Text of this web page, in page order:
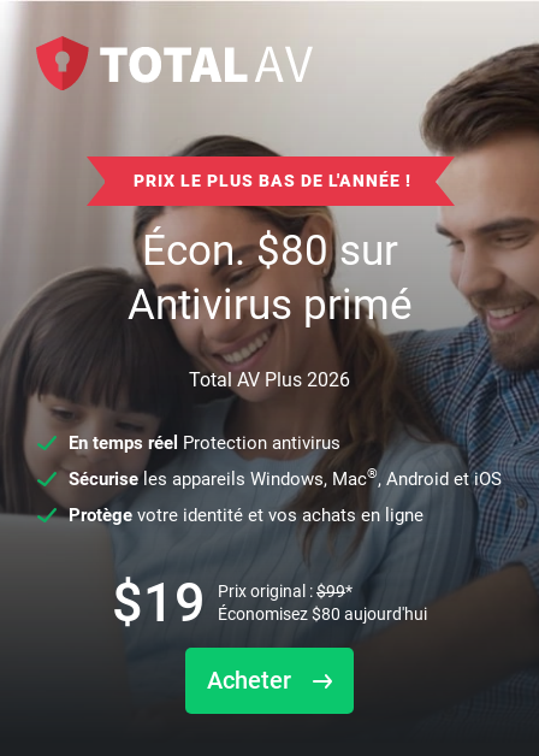
PRIX LE PLUS BAS DE L'ANNÉE !
Écon.$80sur
Antivirus primé
Total AV Plus 2026
En temps réel Protection antivirus
Sécuriseles appareils Windows, Mac®, Android et iOS
Protège votre identité et vos achats en ligne
Acheter
$19 Prix original :$99*
Économisez$80 aujourd'hui